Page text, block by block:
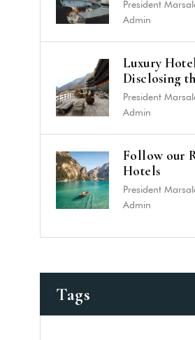
President
Admin
Luxury
Disclosing
Success
President
Admin
Follow our
Hotels
President
Admin
Tags